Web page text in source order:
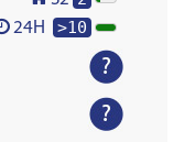
24H >10